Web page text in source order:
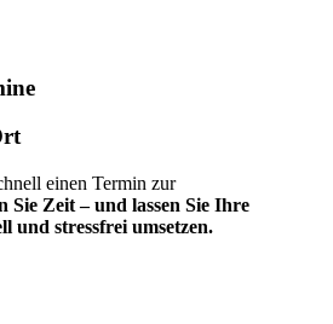
einen Termin zur
Sie Zeit – und lassen Sie Ihre
und stressfrei umsetzen.